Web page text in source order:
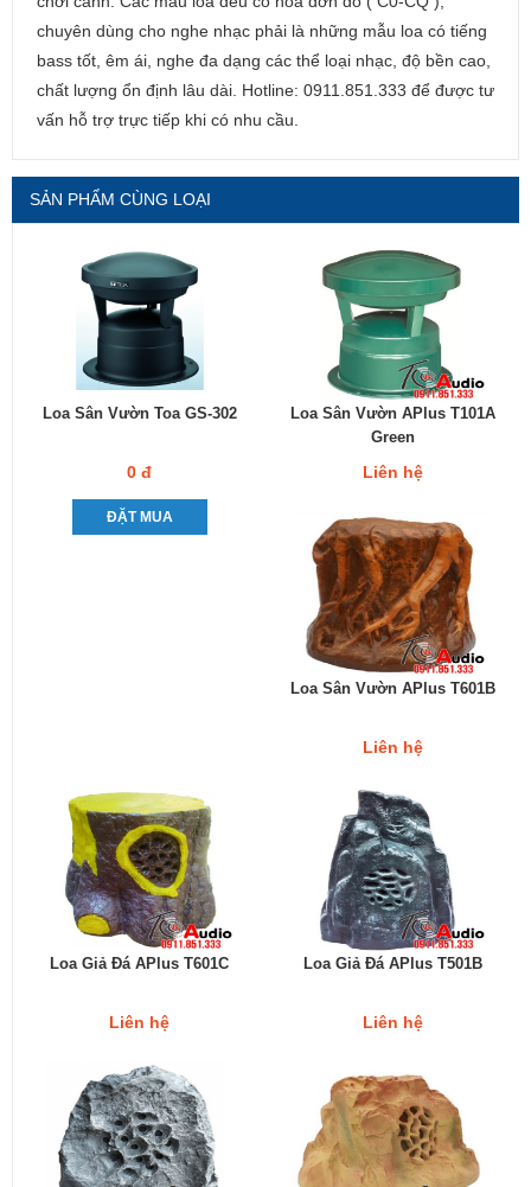
chuyên dùng cho nghe nhạc phải là những mẫu loa có tiếng
bass tốt, êm ái, nghe đa dạng các thể loại nhạc, độ bền cao,
chất lượng ổn định lâu dài. Hotline: 0911.851.333 để được tư
vấn hỗ trợ trực tiếp khi có nhu cầu.
SẢN PHẨM CÙNG LOẠI
Loa Sân Vườn Toa GS-302
0 đ
ĐẶT MUA
Loa Sân Vườn APlus T101A
Green
Liên hệ
Loa Sân Vườn APlus T601B
Liên hệ
Loa Giả Đá APlus T601C
Liên hệ
Loa Giả Đá APlus T501B
Liên hệ